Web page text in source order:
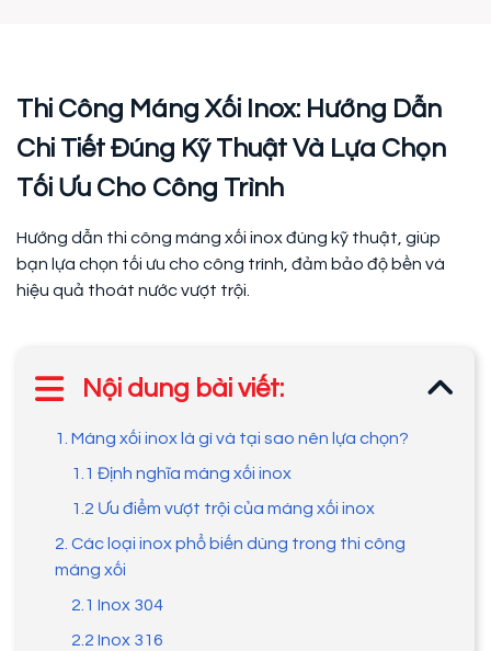
Thi Công Máng Xối Inox: Hướng Dẫn
Chi Tiết Đúng Kỹ Thuật Và Lựa Chọn
Tối Ưu Cho Công Trình
Hướng dẫn thi công máng xối inox đúng kỹ thuật, giúp
bạn lựa chọn tối ưu cho công trình, đảm bảo độ bền và
hiệu quả thoát nước vượt trội.
Nội dung bài viết:
1. Máng xối inox là gì và tại sao nên lựa chọn?
1.1 Định nghĩa máng xối inox
1.2 Ưu điểm vượt trội của máng xối inox
2. Các loại inox phổ biến dùng trong thi công
máng xối
2.1 Inox 304
2.2 Inox 316